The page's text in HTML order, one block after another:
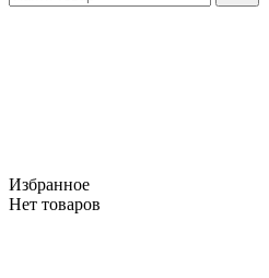
Избранное
Нет товаров